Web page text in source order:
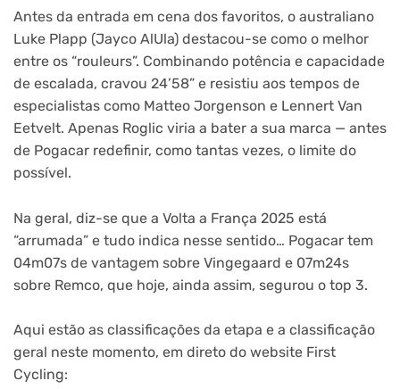
Antes da entrada em cena dos favoritos, o australiano
Luke Plapp (Jayco AlUla) destacou-se como o melhor
entre os “rouleurs”. Combinando potência e capacidade
de escalada, cravou 24’58” e resistiu aos tempos de
especialistas como Matteo Jorgenson e Lennert Van
Eetvelt. Apenas Roglic viria a bater a sua marca — antes
de Pogacar redefinir, como tantas vezes, o limite do
possível.
Na geral, diz-se que a Volta a França 2025 está
“arrumada” e tudo indica nesse sentido… Pogacar tem
04m07s de vantagem sobre Vingegaard e 07m24s
sobre Remco, que hoje, ainda assim, segurou o top 3.
Aqui estão as classificações da etapa e a classificação
geral neste momento, em direto do website First
Cycling: